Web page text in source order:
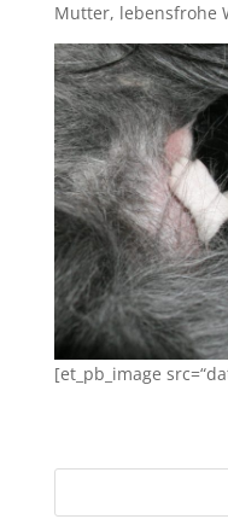
Mutter, lebensfrohe
[et_pb_image